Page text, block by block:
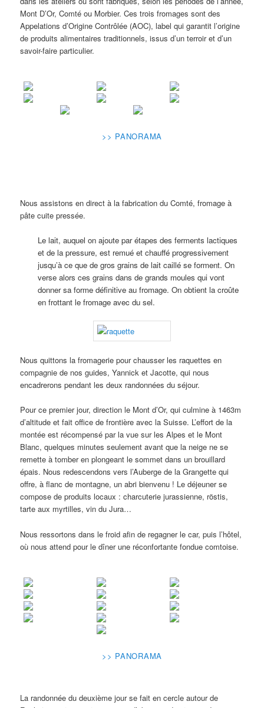
Mont D’Or, Comté ou Morbier. Ces trois fromages sont des
Appelations d’Origine Contrôlée (AOC), label qui garantit l’origine
de produits alimentaires traditionnels, issus d’un terroir et d’un
savoir-faire particulier.
>> PANORAMA
Nous assistons en direct à la fabrication du Comté, fromage à
pâte cuite pressée.
Le lait, auquel on ajoute par étapes des ferments lactiques
et de la pressure, est remué et chauffé progressivement
jusqu’à ce que de gros grains de lait caillé se forment. On
verse alors ces grains dans de grands moules qui vont
donner sa forme définitive au fromage. On obtient la croûte
en frottant le fromage avec du sel.
Nous quittons la fromagerie pour chausser les raquettes en
compagnie de nos guides, Yannick et Jacotte, qui nous
encadrerons pendant les deux randonnées du séjour.
Pour ce premier jour, direction le Mont d’Or, qui culmine à 1463m
d’altitude et fait office de frontière avec la Suisse. L’effort de la
montée est récompensé par la vue sur les Alpes et le Mont
Blanc, quelques minutes seulement avant que la neige ne se
remette à tomber en plongeant le sommet dans un brouillard
épais. Nous redescendons vers l’Auberge de la Grangette qui
offre, à flanc de montagne, un abri bienvenu ! Le déjeuner se
compose de produits locaux : charcuterie jurassienne, röstis,
tarte aux myrtilles, vin du Jura…
Nous ressortons dans le froid afin de regagner le car, puis l’hôtel,
où nous attend pour le dîner une réconfortante fondue comtoise.
>> PANORAMA
La randonnée du deuxième jour se fait en cercle autour de